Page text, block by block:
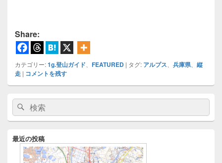
み
中…
Share:
カテゴリー:1g.登山ガイド FEATURED | タグ: アルプス 兵庫県
縦
走 | コメントを残す
ン
サ
ド
検
索:
検
索
最近の投稿